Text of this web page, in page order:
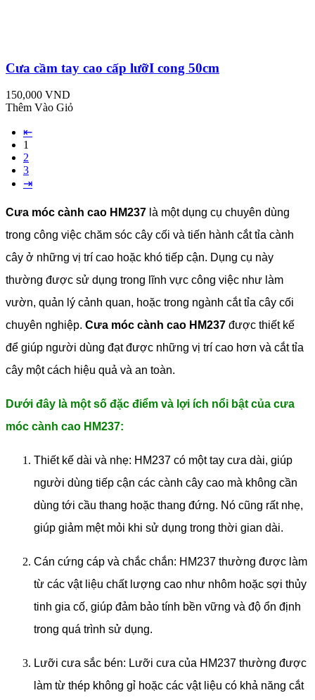
Cưa cầm tay cao cấp lưỡI cong 50cm
150,000 VND
Thêm Vào Giỏ
⇤
1
2
3
⇥
Cưa móc cành cao HM237 là một dụng cụ chuyên dùng
trong công việc chăm sóc cây cối và tiến hành cắt tỉa cành
cây ở những vị trí cao hoặc khó tiếp cận. Dụng cụ này
thường được sử dụng trong lĩnh vực công việc như làm
vườn, quản lý cảnh quan, hoặc trong ngành cắt tỉa cây cối
chuyên nghiệp. Cưa móc cành cao HM237 được thiết kế
để giúp người dùng đạt được những vị trí cao hơn và cắt tỉa
cây một cách hiệu quả và an toàn.
Dưới đây là một số đặc điểm và lợi ích nổi bật của cưa
móc cành cao HM237:
Thiết kế dài và nhẹ: HM237 có một tay cưa dài, giúp
người dùng tiếp cận các cành cây cao mà không cần
dùng tới cầu thang hoặc thang đứng. Nó cũng rất nhẹ,
giúp giảm mệt mỏi khi sử dụng trong thời gian dài.
Cán cứng cáp và chắc chắn: HM237 thường được làm
từ các vật liệu chất lượng cao như nhôm hoặc sợi thủy
tinh gia cố, giúp đảm bảo tính bền vững và độ ổn định
trong quá trình sử dụng.
Lưỡi cưa sắc bén: Lưỡi cưa của HM237 thường được
làm từ thép không gỉ hoặc các vật liệu có khả năng cắt